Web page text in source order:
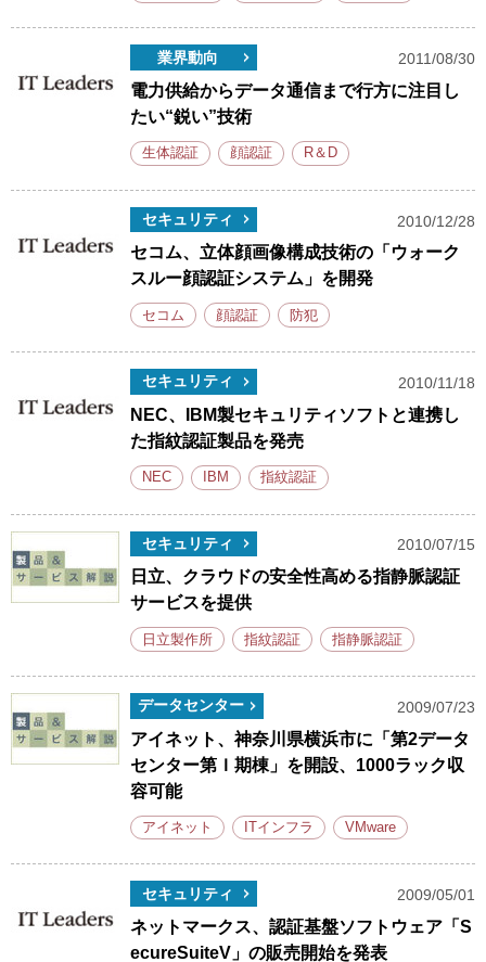
業界動向 2011/08/30
電力供給からデータ通信まで行方に注目し
たい“鋭い”技術
生体認証 顔認証 R＆D
セキュリティ 2010/12/28
セコム、立体顔画像構成技術の「ウォーク
スルー顔認証システム」を開発
セコム 顔認証 防犯
セキュリティ 2010/11/18
NEC、IBM製セキュリティソフトと連携し
た指紋認証製品を発売
NEC IBM 指紋認証
セキュリティ 2010/07/15
日立、クラウドの安全性高める指静脈認証
サービスを提供
日立製作所 指紋認証 指静脈認証
データセンター 2009/07/23
アイネット、神奈川県横浜市に「第2データ
センター第Ｉ期棟」を開設、1000ラック収
容可能
アイネット ITインフラ VMware
セキュリティ 2009/05/01
ネットマークス、認証基盤ソフトウェア「S
ecureSuiteV」の販売開始を発表